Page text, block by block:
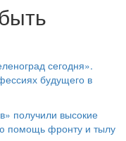
сегодня».
будущего в
получили высокие
помощь фронту и тылу